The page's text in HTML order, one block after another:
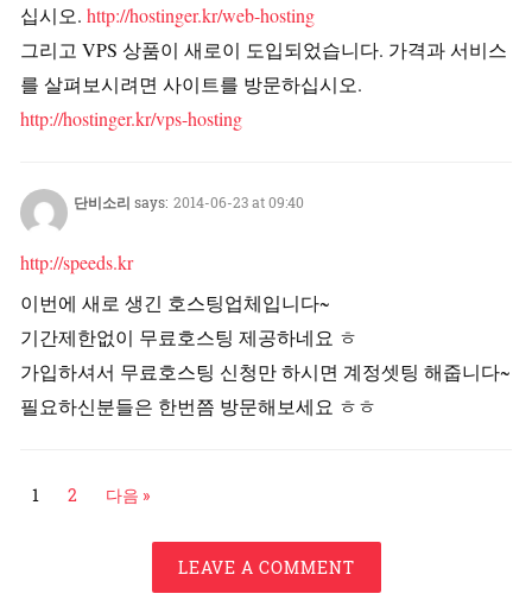
십시오. http://hostinger.kr/web-hosting
그리고 VPS 상품이 새로이 도입되었습니다. 가격과 서비스
를 살펴보시려면 사이트를 방문하십시오.
http://hostinger.kr/vps-hosting
단비소리 says: 2014-06-23 at 09:40
http://speeds.kr
이번에 새로 생긴 호스팅업체입니다~
기간제한없이 무료호스팅 제공하네요 ㅎ
가입하셔서 무료호스팅 신청만 하시면 계정셋팅 해줍니다~
필요하신분들은 한번쯤 방문해보세요 ㅎㅎ
1 2 다음 »
LEAVE A COMMENT